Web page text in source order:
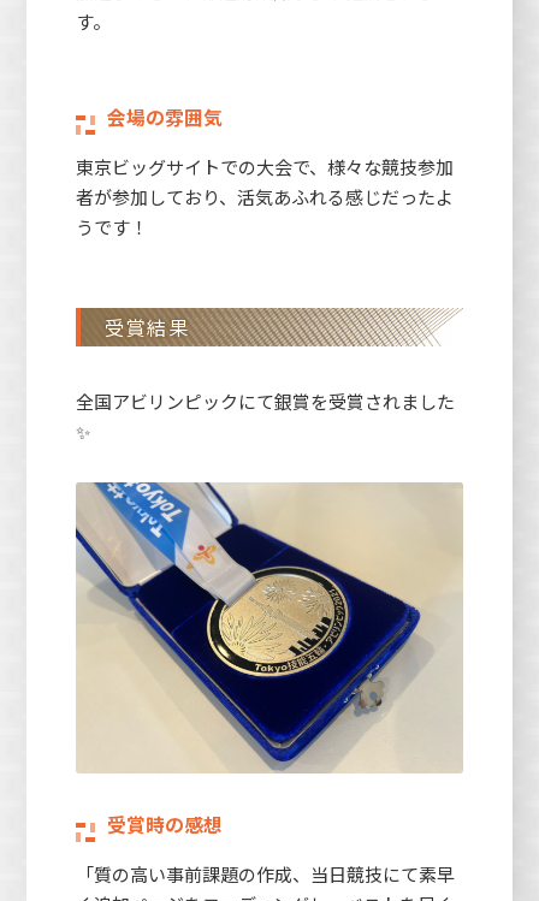
す。
会場の雰囲気
東京ビッグサイトでの大会で、様々な競技参加
者が参加しており、活気あふれる感じだったよ
うです！
受賞結果
全国アビリンピックにて銀賞を受賞されました
✨
受賞時の感想
「質の高い事前課題の作成、当日競技にて素早